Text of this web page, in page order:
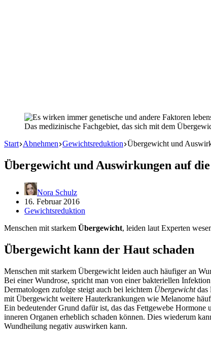
Das medizinische Fachgebiet, das sich mit dem
Start Abnehmen Gewichtsreduktion Übergewicht und
Übergewicht und Auswirkungen auf
Nora Schulz
16. Februar 2016
Gewichtsreduktion
Menschen mit starkem Übergewicht, leiden laut Experten
Übergewicht kann der Haut schaden
Menschen mit starkem Übergewicht leiden auch häufiger an
Bei einer Wundrose, spricht man von einer bakteriellen
Dermatologen zufolge steigt auch bei leichtem Übergewichtdas
mit Übergewicht weitere Hauterkrankungen wie Melanome
Ein bedeutender Grund dafür ist, das das Fettgewebe
inneren Organen erheblich schaden können. Dies wiederum
Wundheilung negativ auswirken kann.